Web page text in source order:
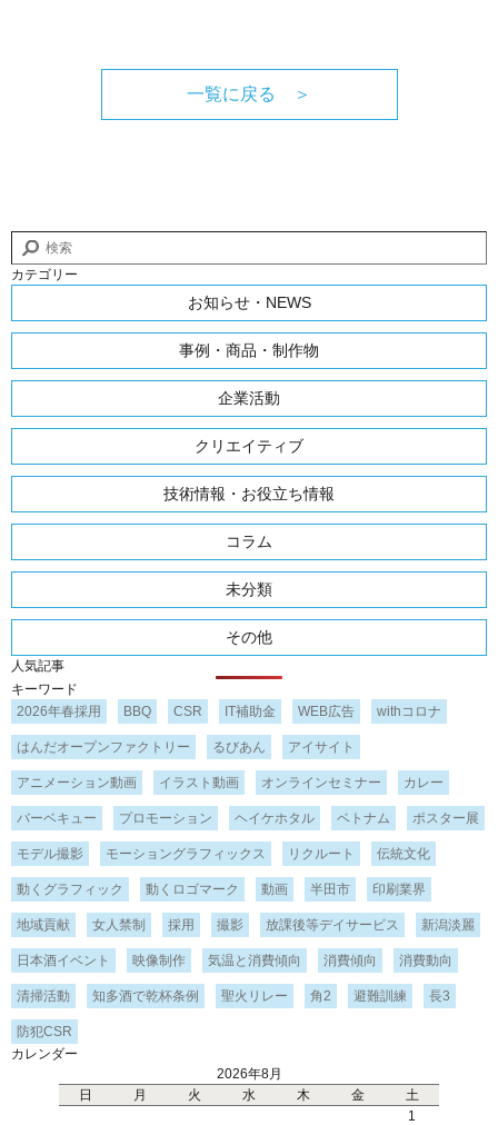
一覧に戻る ＞
カテゴリー
お知らせ・NEWS
事例・商品・制作物
企業活動
クリエイティブ
技術情報・お役立ち情報
コラム
未分類
その他
人気記事
キーワード
2026年春採用
BBQ CSR IT補助金 WEB広告 withコロナ
はんだオープンファクトリー るびあん アイサイト
アニメーション動画 イラスト動画 オンラインセミナー カレー
バーベキュー プロモーション ヘイケホタル ベトナム ポスター展
モデル撮影 モーショングラフィックス リクルート 伝統文化
動くグラフィック 動くロゴマーク 動画 半田市 印刷業界
地域貢献 女人禁制 採用 撮影 放課後等デイサービス 新潟淡麗
日本酒イベント 映像制作 気温と消費傾向 消費傾向 消費動向
清掃活動 知多酒で乾杯条例 聖火リレー 角2 避難訓練 長3
防犯CSR
カレンダー
2026年8月
日
月 火 水 木 金 土
1